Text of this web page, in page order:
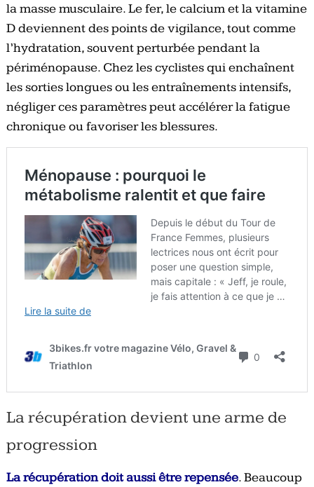
la masse musculaire. Le fer, le calcium et la vitamine
D deviennent des points de vigilance, tout comme
l’hydratation, souvent perturbée pendant la
périménopause. Chez les cyclistes qui enchaînent
les sorties longues ou les entraînements intensifs,
négliger ces paramètres peut accélérer la fatigue
chronique ou favoriser les blessures.
La récupération devient une arme de
progression
La récupération doit aussi être repensée. Beaucoup